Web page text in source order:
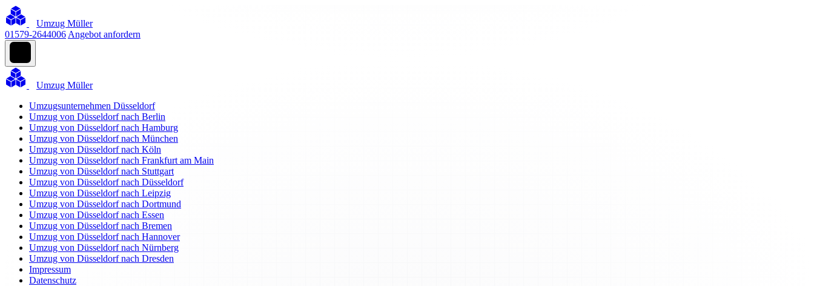
Umzug Müller
01579-2644006 Angebot anfordern
Umzug Müller
Umzugsunternehmen Düsseldorf
Umzug von Düsseldorf nach Berlin
Umzug von Düsseldorf nach Hamburg
Umzug von Düsseldorf nach München
Umzug von Düsseldorf nach Köln
Umzug von Düsseldorf nach Frankfurt am Main
Umzug von Düsseldorf nach Stuttgart
Umzug von Düsseldorf nach Düsseldorf
Umzug von Düsseldorf nach Leipzig
Umzug von Düsseldorf nach Dortmund
Umzug von Düsseldorf nach Essen
Umzug von Düsseldorf nach Bremen
Umzug von Düsseldorf nach Hannover
Umzug von Düsseldorf nach Nürnberg
Umzug von Düsseldorf nach Dresden
Impressum
Datenschutz